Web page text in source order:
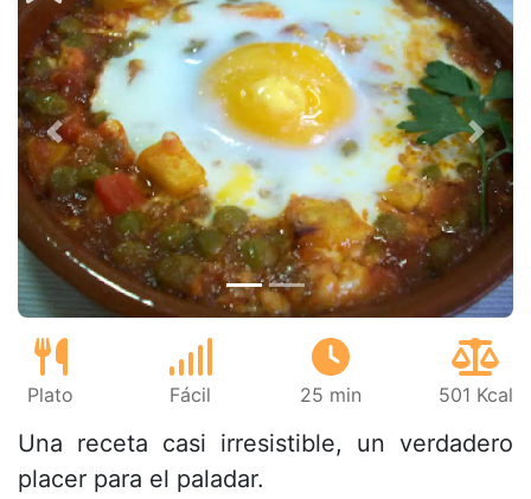
Anterior
Plato Fácil 25 min 501 Kcal
Una receta casi irresistible, un verdadero
placer para el paladar.